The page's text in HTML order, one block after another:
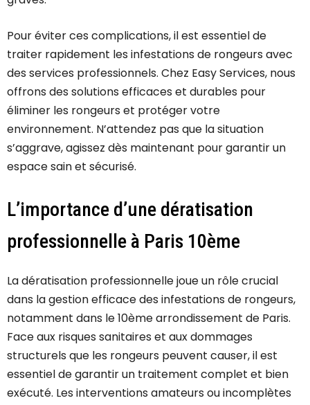
Pour éviter ces complications, il est essentiel de
traiter rapidement les infestations de rongeurs avec
des services professionnels. Chez Easy Services, nous
offrons des solutions efficaces et durables pour
éliminer les rongeurs et protéger votre
environnement. N’attendez pas que la situation
s’aggrave, agissez dès maintenant pour garantir un
espace sain et sécurisé.
L’importance d’une dératisation
professionnelle à Paris 10ème
La dératisation professionnelle joue un rôle crucial
dans la gestion efficace des infestations de rongeurs,
notamment dans le 10ème arrondissement de Paris.
Face aux risques sanitaires et aux dommages
structurels que les rongeurs peuvent causer, il est
essentiel de garantir un traitement complet et bien
exécuté. Les interventions amateurs ou incomplètes